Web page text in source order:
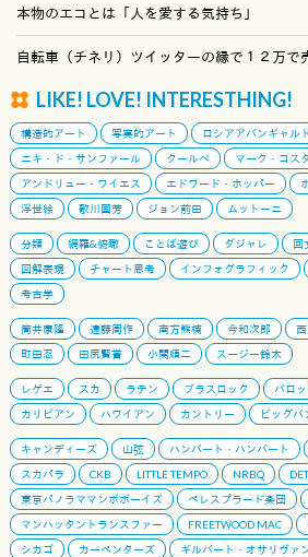
本物のエコとは「人を愛する気持ち」
自転車（チネリ）ツイッターの縁で１２万で
LIKE! LOVE! INTERESTHING!
構造的アート 写実的アート ロシアアバンギャル
ニキ・ド・サンファール
クールベ
マーク・コス
アンドリュー・ワイエス
エドワード・ホッパー
浮世絵
歌川国芳 ジョン前田 ムットーニ
分類 網羅&俯瞰 ことば遊び ダジャレ 回
図解表現
チャート思考 インフォグラフィック
考古学
筒井康隆 遠藤周作 南方熊楠 今和次郎
町田忍
田尻賢誉 小関順二 スージー鈴木
レゲエ スカ ラテン ブラスロック バロッ
カリビアン
ハワイアン カントリー ビッグバ
キャンディーズ 山弦 ハンバート・ハンバート
スカパラ
CKB LITTLE TEMPO NRBQ
東京パノラママンボボーイズ
ペレスプラード楽団
マンハッタントランスファー
FREETWOOD MAC
シカゴ
カーペンターズ ギルバート・オサリヴァ